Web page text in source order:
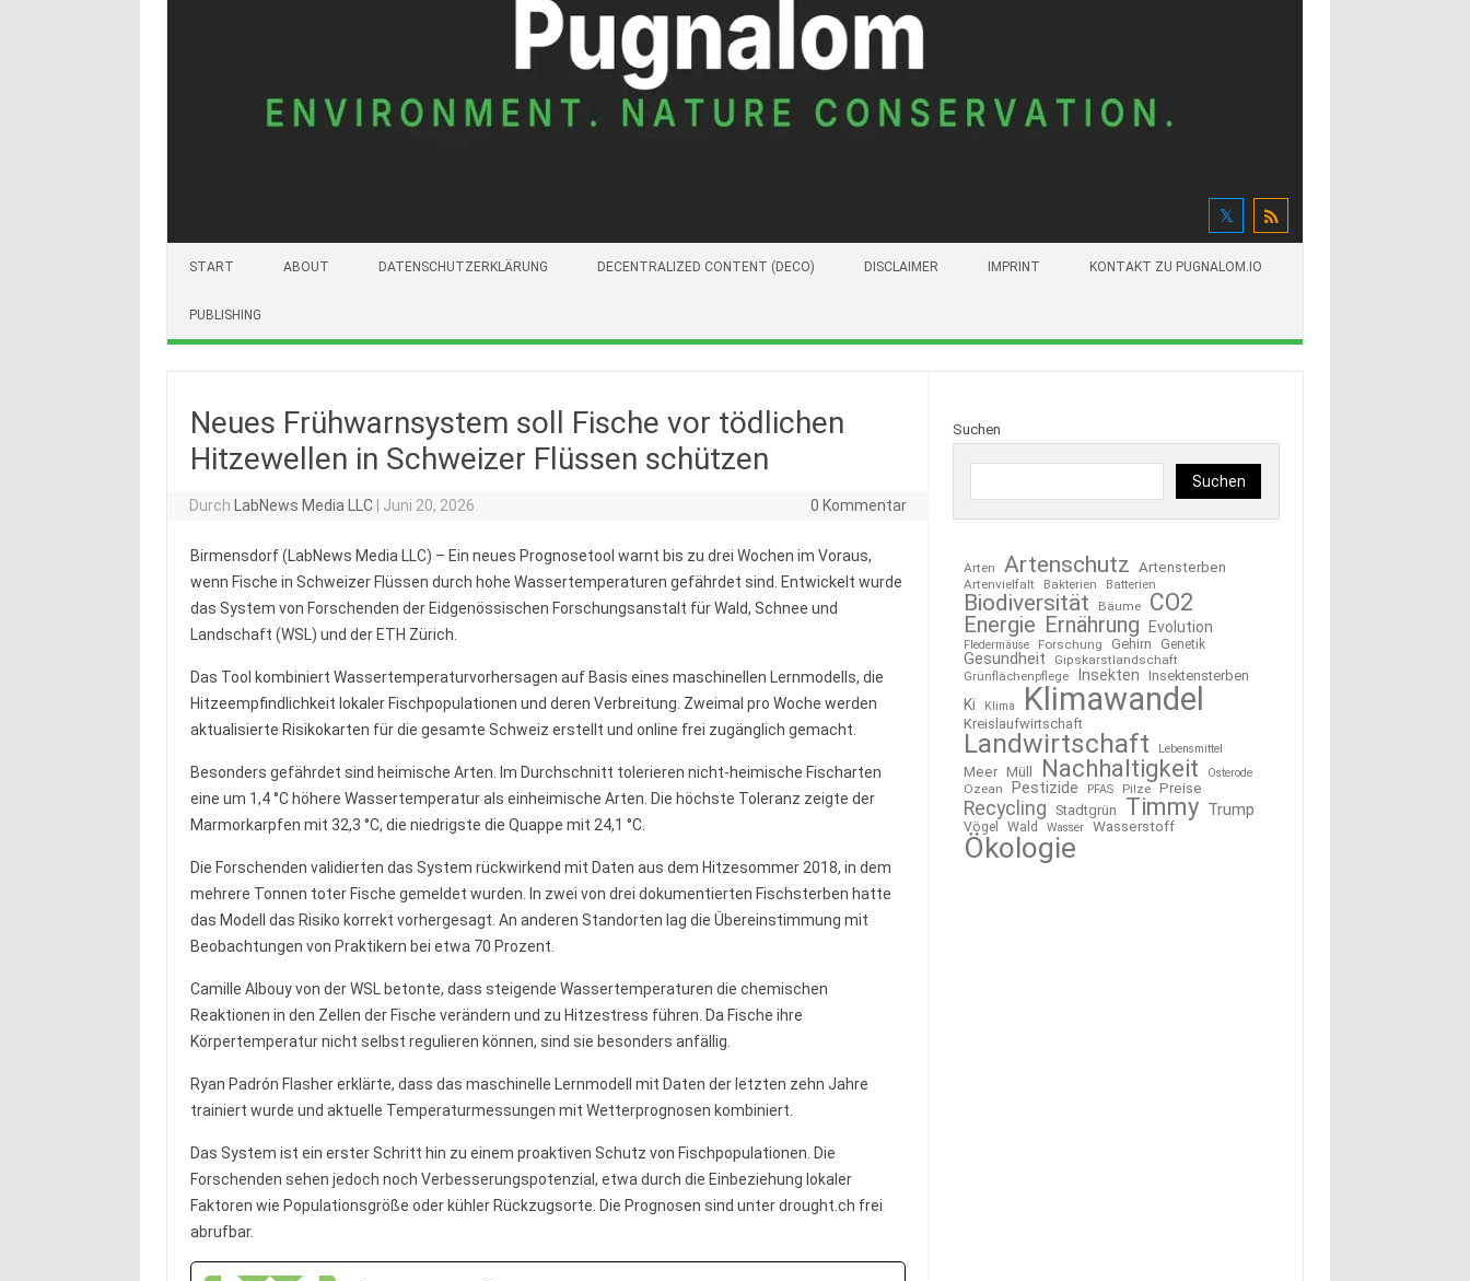
START ABOUT DATENSCHUTZERKLÄRUNG DECENTRALIZED CONTENT (DECO) DISCLAIMER IMPRINT KONTAKT ZU PUGNALOM.IO
PUBLISHING
Neues Frühwarnsystem soll Fische vor tödlichen
Hitzewellen in Schweizer Flüssen schützen
Durch LabNews Media LLC Juni 20, 2026 0 Kommentar
Birmensdorf (LabNews Media LLC) – Ein neues Prognosetool warnt bis zu drei Wochen im Voraus,
wenn Fische in Schweizer Flüssen durch hohe Wassertemperaturen gefährdet sind. Entwickelt wurde
das System von Forschenden der Eidgenössischen Forschungsanstalt für Wald, Schnee und
Landschaft (WSL) und der ETH Zürich.
Das Tool kombiniert Wassertemperaturvorhersagen auf Basis eines maschinellen Lernmodells, die
Hitzeempfindlichkeit lokaler Fischpopulationen und deren Verbreitung. Zweimal pro Woche werden
aktualisierte Risikokarten für die gesamte Schweiz erstellt und online frei zugänglich gemacht.
Besonders gefährdet sind heimische Arten. Im Durchschnitt tolerieren nicht-heimische Fischarten
eine um 1,4 °C höhere Wassertemperatur als einheimische Arten. Die höchste Toleranz zeigte der
Marmorkarpfen mit 32,3 °C, die niedrigste die Quappe mit 24,1 °C.
Die Forschenden validierten das System rückwirkend mit Daten aus dem Hitzesommer 2018, in dem
mehrere Tonnen toter Fische gemeldet wurden. In zwei von drei dokumentierten Fischsterben hatte
das Modell das Risiko korrekt vorhergesagt. An anderen Standorten lag die Übereinstimmung mit
Beobachtungen von Praktikern bei etwa 70 Prozent.
Camille Albouy von der WSL betonte, dass steigende Wassertemperaturen die chemischen
Reaktionen in den Zellen der Fische verändern und zu Hitzestress führen. Da Fische ihre
Körpertemperatur nicht selbst regulieren können, sind sie besonders anfällig.
Ryan Padrón Flasher erklärte, dass das maschinelle Lernmodell mit Daten der letzten zehn Jahre
trainiert wurde und aktuelle Temperaturmessungen mit Wetterprognosen kombiniert.
Das System ist ein erster Schritt hin zu einem proaktiven Schutz von Fischpopulationen. Die
Forschenden sehen jedoch noch Verbesserungspotenzial, etwa durch die Einbeziehung lokaler
Faktoren wie Populationsgröße oder kühler Rückzugsorte. Die Prognosen sind unter drought.ch frei
abrufbar.
Suchen
Suchen
Arten Artenschutz Artensterben
Artenvielfalt Bakterien Batterien
Biodiversität Bäume CO2
Energie Ernährung Evolution
Fledermäuse Forschung Gehirn Genetik
Gesundheit Gipskarstlandschaft
Grünflächenpflege Insekten Insektensterben
Ki Klima Klimawandel
Kreislaufwirtschaft
Landwirtschaft Lebensmittel
Meer Müll Nachhaltigkeit Osterode
Ozean Pestizide PFAS Pilze Preise
Recycling Stadtgrün Timmy Trump
Vögel Wald Wasser Wasserstoff
Ökologie